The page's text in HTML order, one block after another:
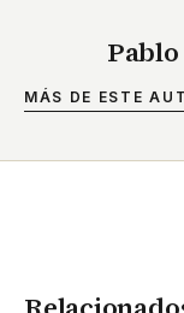
MÁS DE ESTE